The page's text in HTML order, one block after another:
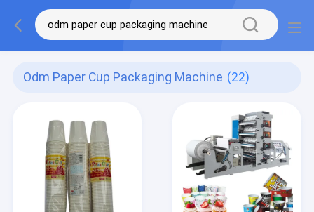
Odm Paper Cup Packaging Machine (22)